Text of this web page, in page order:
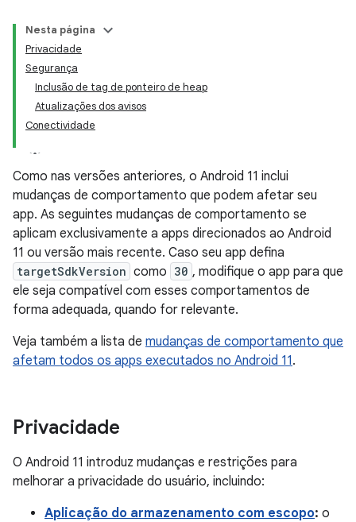
Nesta página
Privacidade
Segurança
Inclusão de tag de ponteiro de heap
Atualizações dos avisos
Conectividade
Como nas versões anteriores, o Android 11 inclui
mudanças de comportamento que podem afetar seu
app. As seguintes mudanças de comportamento se
aplicam exclusivamente a apps direcionados ao Android
11 ou versão mais recente. Caso seu app defina
targetSdkVersion como 30 , modifique o app para que
ele seja compatível com esses comportamentos de
forma adequada, quando for relevante.
Veja também a lista de mudanças de comportamento que
afetam todos os apps executados no Android 11.
Privacidade
O Android 11 introduz mudanças e restrições para
melhorar a privacidade do usuário, incluindo:
Aplicação do armazenamento com escopo: o